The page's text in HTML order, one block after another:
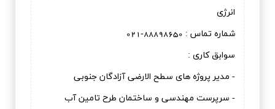
انرژی
شماره تماس : 88898650-021
سوابق کاری :
- مدیر پروژه های سطح الارضی آزادگان جنوبی
- سرپرست مهندسی و ساختمان طرح تامین آب